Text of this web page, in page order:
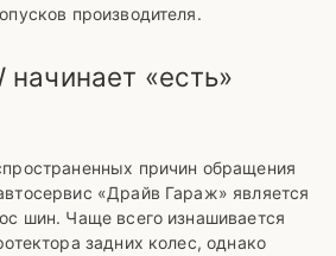
производителя.
«есть»
причин обращения
«Драйв Гараж» является
шин. Чаще всего изнашивается
задних колес, однако